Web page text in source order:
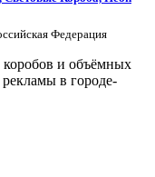
Федерация
коробов и объёмных
в городе-